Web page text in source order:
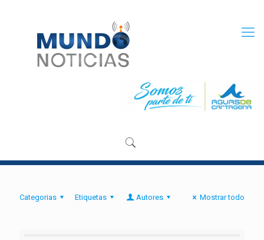
Categorias Etiquetas Autores Mostrar todo